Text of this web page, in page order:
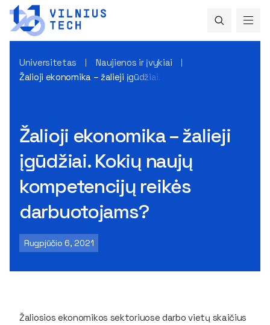
Universitetas
Naujienos ir įvykiai
Žalioji ekonomika – žalieji įgūdžiai. Kokių naujų
Žalioji ekonomika – žalieji
įgūdžiai. Kokių naujų
kompetencijų reikės
darbuotojams?
Rugpjūčio 6, 2021
Žaliosios ekonomikos sektoriuose darbo vietų skaičius